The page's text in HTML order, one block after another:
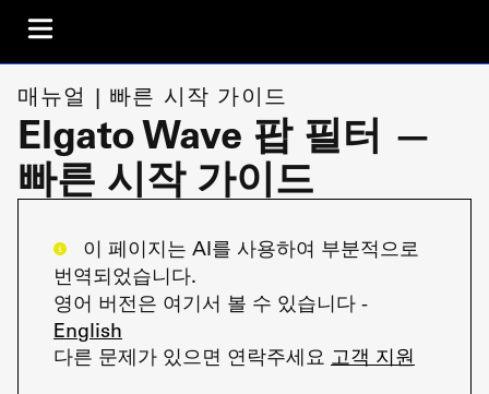
매뉴얼 | 빠른 시작 가이드
Elgato Wave 팝 필터 —
빠른 시작 가이드
이 페이지는 AI를 사용하여 부분적으로
번역되었습니다.
영어 버전은 여기서 볼 수 있습니다 -
English
다른 문제가 있으면 연락주세요 고객 지원